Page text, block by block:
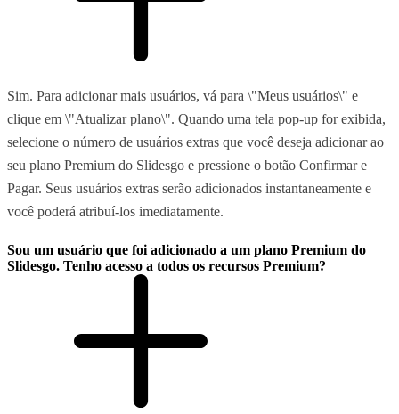
Sim. Para adicionar mais usuários, vá para \"Meus usuários\" e
clique em \"Atualizar plano\". Quando uma tela pop-up for exibida,
selecione o número de usuários extras que você deseja adicionar ao
seu plano Premium do Slidesgo e pressione o botão Confirmar e
Pagar. Seus usuários extras serão adicionados instantaneamente e
você poderá atribuí-los imediatamente.
Sou um usuário que foi adicionado a um plano Premium do
Slidesgo. Tenho acesso a todos os recursos Premium?